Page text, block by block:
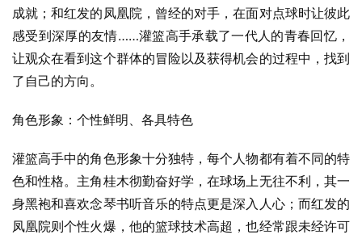
成就；和红发的凤凰院，曾经的对手，在面对点球时让彼此
感受到深厚的友情……灌篮高手承载了一代人的青春回忆，
让观众在看到这个群体的冒险以及获得机会的过程中，找到
了自己的方向。
角色形象：个性鲜明、各具特色
灌篮高手中的角色形象十分独特，每个人物都有着不同的特
色和性格。主角桂木彻勤奋好学，在球场上无往不利，其一
身黑袍和喜欢念琴书听音乐的特点更是深入人心；而红发的
凤凰院则个性火爆，他的篮球技术高超，也经常跟未经许可